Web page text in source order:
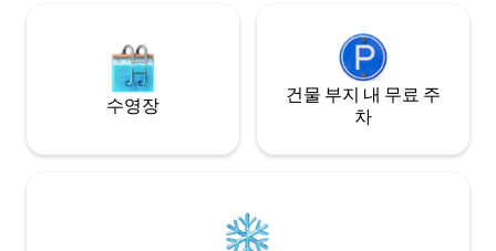
수영장
건물 부지 내 무료 주
차